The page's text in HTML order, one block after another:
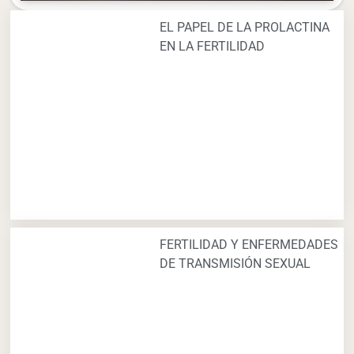
EL PAPEL DE LA PROLACTINA
EN LA FERTILIDAD
FERTILIDAD Y ENFERMEDADES
DE TRANSMISIÓN SEXUAL